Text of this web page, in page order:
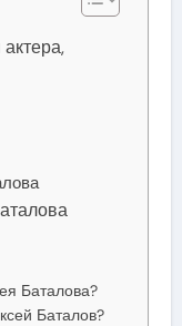
Баталова?
Баталов?